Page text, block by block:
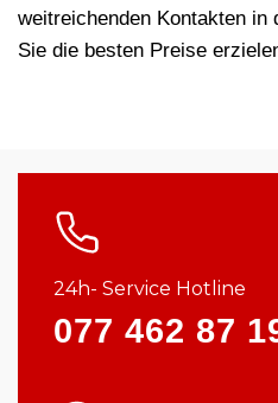
weitreichenden Kontakten in
Sie die besten Preise
24h- Service Hotline
077 462 87